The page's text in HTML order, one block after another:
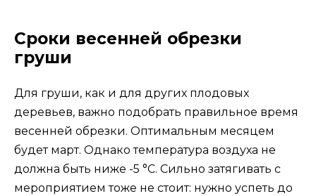
Сроки весенней обрезки
груши
Для груши, как и для других плодовых
деревьев, важно подобрать правильное время
весенней обрезки. Оптимальным месяцем
будет март. Однако температура воздуха не
должна быть ниже -5 °C. Сильно затягивать с
мероприятием тоже не стоит: нужно успеть до